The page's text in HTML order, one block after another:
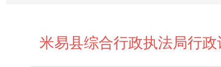
米易县综合行政执法局行政